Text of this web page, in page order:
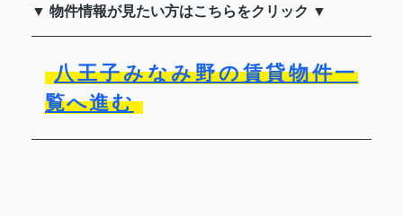
▼ 物件情報が見たい方はこちらをクリック ▼
八王子みなみ野の賃貸物件一
覧へ進む